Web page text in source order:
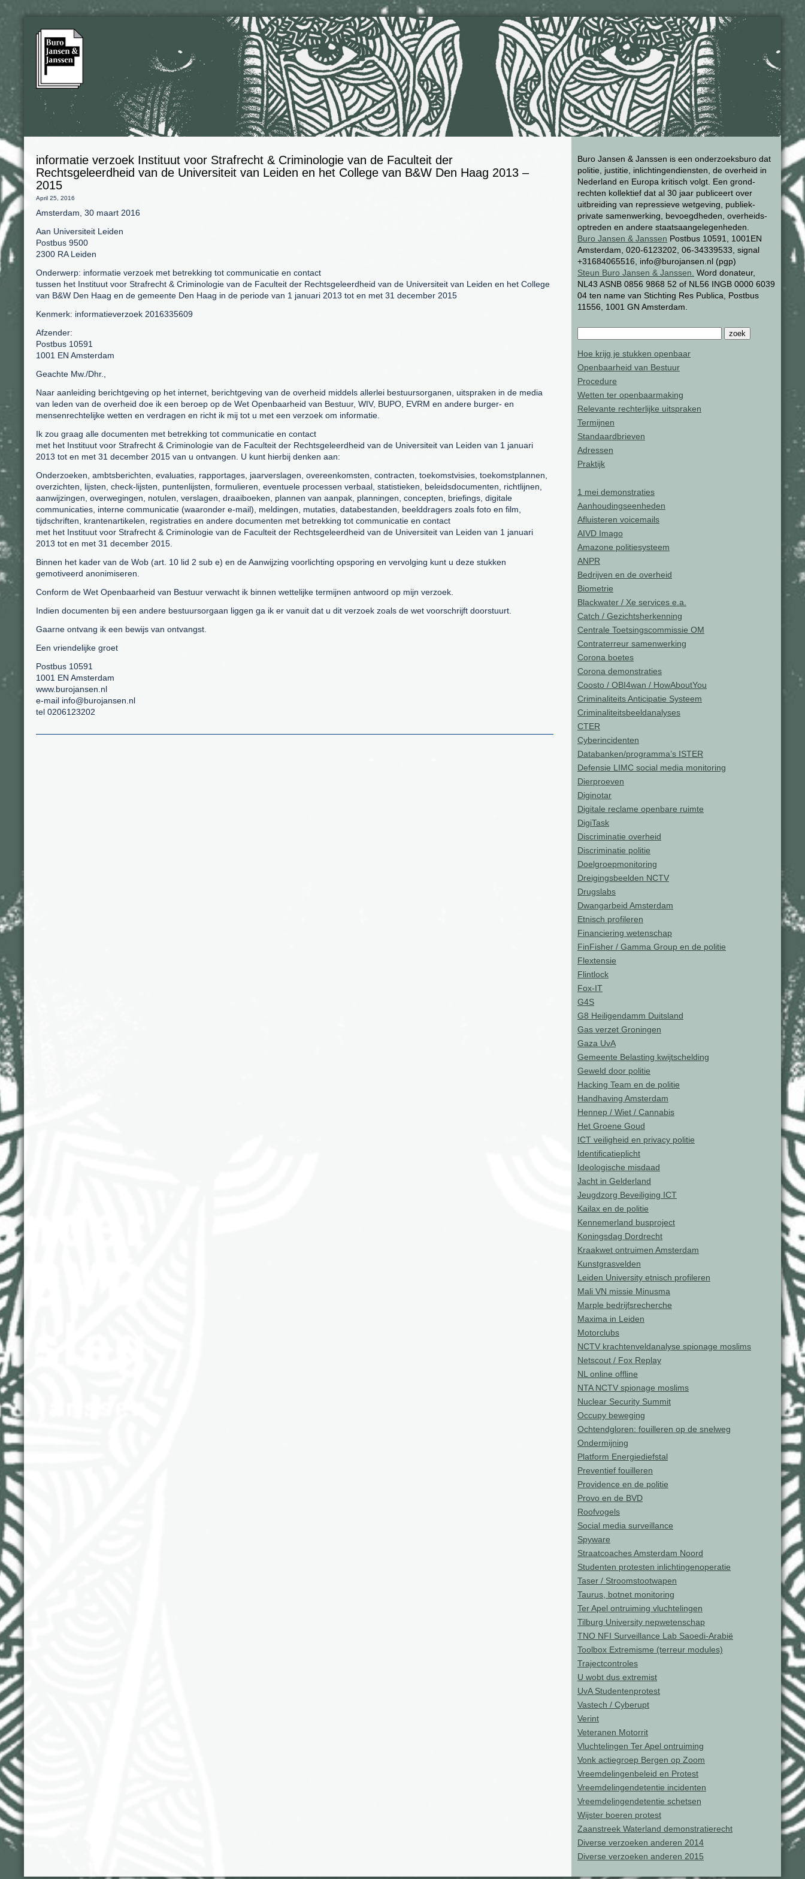
Buro Jansen & Janssen is een onderzoeksburo dat
politie, justitie, inlichtingendiensten, de overheid in
Nederland en Europa kritisch volgt. Een grond-
rechten kollektief dat al 30 jaar publiceert over
uitbreiding van repressieve wetgeving, publiek-
private samenwerking, bevoegdheden, overheids-
optreden en andere staatsaangelegenheden.
Buro Jansen & Janssen Postbus 10591, 1001EN
Amsterdam, 020-6123202, 06-34339533, signal
+31684065516, info@burojansen.nl (pgp)
Steun Buro Jansen & Janssen. Word donateur,
NL43 ASNB 0856 9868 52 of NL56 INGB 0000 6039
04 ten name van Stichting Res Publica, Postbus
11556, 1001 GN Amsterdam.
Hoe krijg je stukken openbaar
Openbaarheid van Bestuur
Procedure
Wetten ter openbaarmaking
Relevante rechterlijke uitspraken
Termijnen
Standaardbrieven
Adressen
Praktijk
1 mei demonstraties
Aanhoudingseenheden
Afluisteren voicemails
AIVD Imago
Amazone politiesysteem
ANPR
Bedrijven en de overheid
Biometrie
Blackwater / Xe services e.a.
Catch / Gezichtsherkenning
Centrale Toetsingscommissie OM
Contraterreur samenwerking
Corona boetes
Corona demonstraties
Coosto / OBI4wan / HowAboutYou
Criminaliteits Anticipatie Systeem
Criminaliteitsbeeldanalyses
CTER
Cyberincidenten
Databanken/programma’s ISTER
Defensie LIMC social media monitoring
Dierproeven
Diginotar
Digitale reclame openbare ruimte
DigiTask
Discriminatie overheid
Discriminatie politie
Doelgroepmonitoring
Dreigingsbeelden NCTV
Drugslabs
Dwangarbeid Amsterdam
Etnisch profileren
Financiering wetenschap
FinFisher / Gamma Group en de politie
Flextensie
Flintlock
Fox-IT
G4S
G8 Heiligendamm Duitsland
Gas verzet Groningen
Gaza UvA
Gemeente Belasting kwijtschelding
Geweld door politie
Hacking Team en de politie
Handhaving Amsterdam
Hennep / Wiet / Cannabis
Het Groene Goud
ICT veiligheid en privacy politie
Identificatieplicht
Ideologische misdaad
Jacht in Gelderland
Jeugdzorg Beveiliging ICT
Kailax en de politie
Kennemerland busproject
Koningsdag Dordrecht
Kraakwet ontruimen Amsterdam
Kunstgrasvelden
Leiden University etnisch profileren
Mali VN missie Minusma
Marple bedrijfsrecherche
Maxima in Leiden
Motorclubs
NCTV krachtenveldanalyse spionage moslims
Netscout / Fox Replay
NL online offline
NTA NCTV spionage moslims
Nuclear Security Summit
Occupy beweging
Ochtendgloren: fouilleren op de snelweg
Ondermijning
Platform Energiediefstal
Preventief fouilleren
Providence en de politie
Provo en de BVD
Roofvogels
Social media surveillance
Spyware
Straatcoaches Amsterdam Noord
Studenten protesten inlichtingenoperatie
Taser / Stroomstootwapen
Taurus, botnet monitoring
Ter Apel ontruiming vluchtelingen
Tilburg University nepwetenschap
TNO NFI Surveillance Lab Saoedi-Arabië
Toolbox Extremisme (terreur modules)
Trajectcontroles
U wobt dus extremist
UvA Studentenprotest
Vastech / Cyberupt
Verint
Veteranen Motorrit
Vluchtelingen Ter Apel ontruiming
Vonk actiegroep Bergen op Zoom
Vreemdelingenbeleid en Protest
Vreemdelingendetentie incidenten
Vreemdelingendetentie schetsen
Wijster boeren protest
Zaanstreek Waterland demonstratierecht
Diverse verzoeken anderen 2014
Diverse verzoeken anderen 2015
informatie verzoek Instituut voor Strafrecht & Criminologie van de Faculteit der
Rechtsgeleerdheid van de Universiteit van Leiden en het College van B&W Den Haag 2013 –
2015
April 25, 2016
Amsterdam, 30 maart 2016
Aan Universiteit Leiden
Postbus 9500
2300 RA Leiden
Onderwerp: informatie verzoek met betrekking tot communicatie en contact
tussen het Instituut voor Strafrecht & Criminologie van de Faculteit der Rechtsgeleerdheid van de Universiteit van Leiden en het College
van B&W Den Haag en de gemeente Den Haag in de periode van 1 januari 2013 tot en met 31 december 2015
Kenmerk: informatieverzoek 2016335609
Afzender:
Postbus 10591
1001 EN Amsterdam
Geachte Mw./Dhr.,
Naar aanleiding berichtgeving op het internet, berichtgeving van de overheid middels allerlei bestuursorganen, uitspraken in de media
van leden van de overheid doe ik een beroep op de Wet Openbaarheid van Bestuur, WIV, BUPO, EVRM en andere burger- en
mensenrechtelijke wetten en verdragen en richt ik mij tot u met een verzoek om informatie.
Ik zou graag alle documenten met betrekking tot communicatie en contact
met het Instituut voor Strafrecht & Criminologie van de Faculteit der Rechtsgeleerdheid van de Universiteit van Leiden van 1 januari
2013 tot en met 31 december 2015 van u ontvangen. U kunt hierbij denken aan:
Onderzoeken, ambtsberichten, evaluaties, rapportages, jaarverslagen, overeenkomsten, contracten, toekomstvisies, toekomstplannen,
overzichten, lijsten, check-lijsten, puntenlijsten, formulieren, eventuele processen verbaal, statistieken, beleidsdocumenten, richtlijnen,
aanwijzingen, overwegingen, notulen, verslagen, draaiboeken, plannen van aanpak, planningen, concepten, briefings, digitale
communicaties, interne communicatie (waaronder e-mail), meldingen, mutaties, databestanden, beelddragers zoals foto en film,
tijdschriften, krantenartikelen, registraties en andere documenten met betrekking tot communicatie en contact
met het Instituut voor Strafrecht & Criminologie van de Faculteit der Rechtsgeleerdheid van de Universiteit van Leiden van 1 januari
2013 tot en met 31 december 2015.
Binnen het kader van de Wob (art. 10 lid 2 sub e) en de Aanwijzing voorlichting opsporing en vervolging kunt u deze stukken
gemotiveerd anonimiseren.
Conform de Wet Openbaarheid van Bestuur verwacht ik binnen wettelijke termijnen antwoord op mijn verzoek.
Indien documenten bij een andere bestuursorgaan liggen ga ik er vanuit dat u dit verzoek zoals de wet voorschrijft doorstuurt.
Gaarne ontvang ik een bewijs van ontvangst.
Een vriendelijke groet
Postbus 10591
1001 EN Amsterdam
www.burojansen.nl
e-mail info@burojansen.nl
tel 0206123202